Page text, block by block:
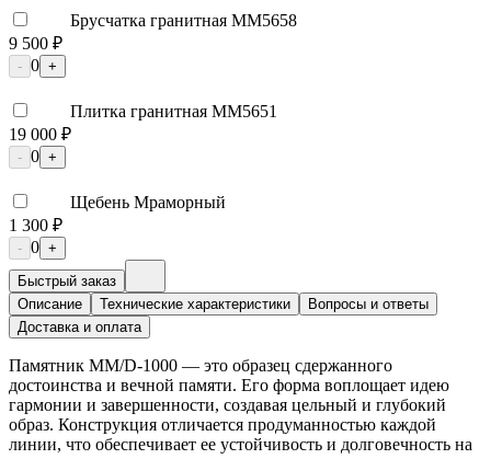
Брусчатка гранитная ММ5658
9 500 ₽
- 0 +
Плитка гранитная ММ5651
19 000 ₽
- 0 +
Щебень Мраморный
1 300 ₽
- 0 +
Быстрый заказ
Описание
Технические характеристики
Вопросы и ответы
Доставка и оплата
Памятник ММ/D-1000 — это образец сдержанного
достоинства и вечной памяти. Его форма воплощает идею
гармонии и завершенности, создавая цельный и глубокий
образ. Конструкция отличается продуманностью каждой
линии, что обеспечивает ее устойчивость и долговечность на